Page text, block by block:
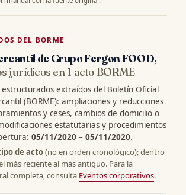
DEL BORME
de Grupo Fergon FOOD,
jurídicos en 1 acto BORME
estructurados extraídos del Boletín Oficial
(BORME): ampliaciones y reducciones
y ceses, cambios de domicilio o
estatutarias y procedimientos
05/11/2020 – 05/11/2020.
de acto(no en orden cronológico); dentro
más reciente al más antiguo. Para la
completa, consulta Eventos corporativos.